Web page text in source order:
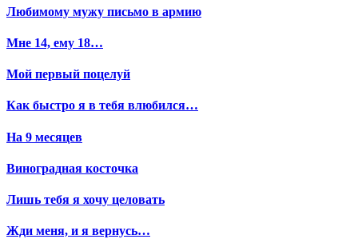
Любимому мужу письмо в армию
Мне 14, ему 18…
Мой первый поцелуй
Как быстро я в тебя влюбился…
На 9 месяцев
Виноградная косточка
Лишь тебя я хочу целовать
Жди меня, и я вернусь…